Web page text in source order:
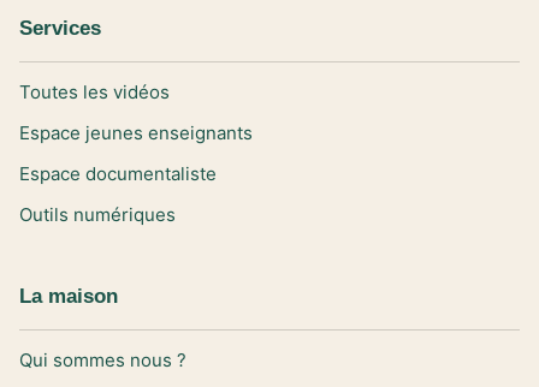
Services
Toutes les vidéos
Espace jeunes enseignants
Espace documentaliste
Outils numériques
La maison
Qui sommes nous ?